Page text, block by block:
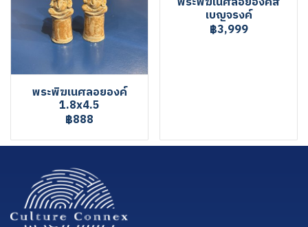
พระพิฆเนศลอยองค์
1.8x4.5
฿888
เบญจรงค์
฿3,999